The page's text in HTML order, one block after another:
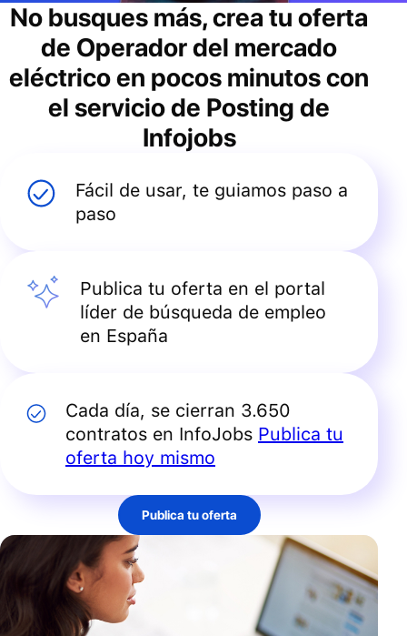
No busques más, crea tu oferta
de Operador del mercado
eléctricoen pocos minutos con
el servicio de Posting de
Infojobs
Fácil de usar, te guiamos paso a
paso
Publica tu oferta en el portal
líder de búsqueda de empleo
en España
Cada día, se cierran 3.650
contratos en InfoJobs Publica tu
oferta hoy mismo
Publica tu oferta